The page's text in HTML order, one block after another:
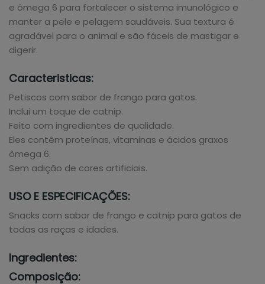
e ômega 6 para fortalecer o sistema imunológico e
manter a pele e pelagem saudáveis. Sua textura é
agradável para o animal e são fáceis de mastigar e
digerir.
Caracteristicas:
Petiscos com sabor de frango para gatos.
Inclui um toque de catnip.
Feito com ingredientes de qualidade.
Eles contêm proteínas, vitaminas e ácidos graxos
ômega 6.
Sem adição de cores artificiais.
USO E ESPECIFICAÇÕES:
Snacks com sabor de frango e catnip para gatos de
todas as raças e idades.
Ingredientes:
Composição: